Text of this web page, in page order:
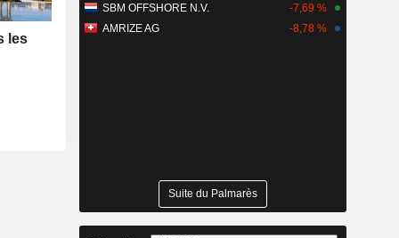
les
SBM OFFSHORE N.V.
-7,69 %
AMRIZE AG
-8,78 %
Suite du Palmarès